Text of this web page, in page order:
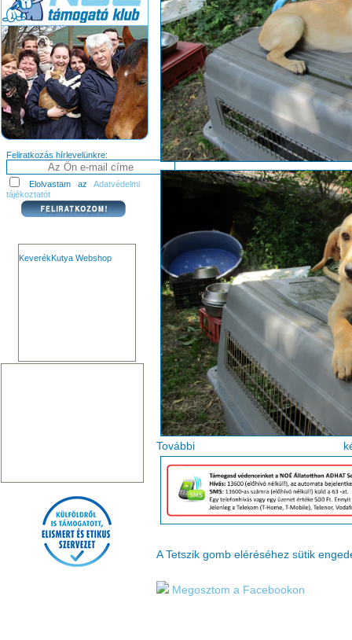
Feliratkozás hírlevelünkre:
Elolvastam az Adatvédelmi
tájékoztatót
KeverékKutya Webshop
A Tetszik gomb eléréséhez sütik
Megosztom a Facebookon